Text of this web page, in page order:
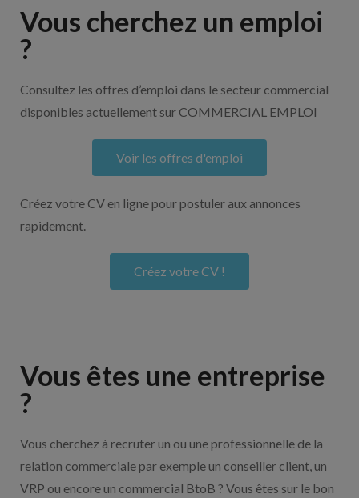
Vous cherchez un emploi
?
Consultez les offres d’emploi dans le secteur commercial
disponibles actuellement sur COMMERCIAL EMPLOI
Voir les offres d'emploi
Créez votre CV en ligne pour postuler aux annonces
rapidement.
Créez votre CV !
Vous êtes une entreprise
?
Vous cherchez à recruter un ou une professionnelle de la
relation commerciale par exemple un conseiller client, un
VRP ou encore un commercial BtoB ? Vous êtes sur le bon